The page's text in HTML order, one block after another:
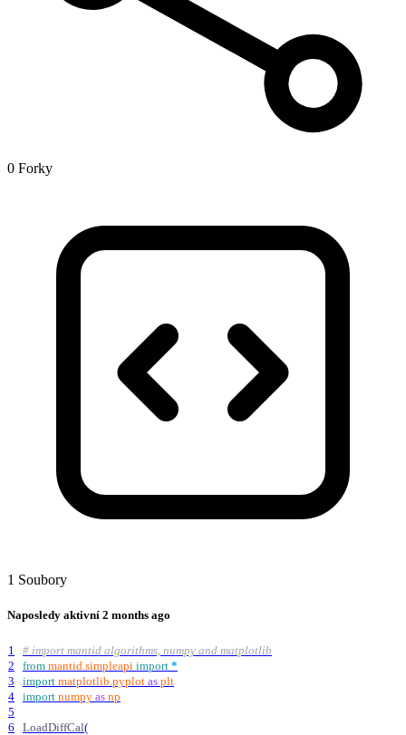
0 Forky
1 Soubory
Naposledy aktivní 2 months ago
1
# import mantid algorithms, numpy and matplotlib
2
from mantid simpleapi import *
3
import matplotlib pyplot as plt
4
import numpy as np
5
6
LoadDiffCal(